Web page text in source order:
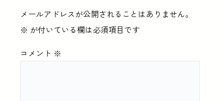
メールアドレスが公開されることはありません。
※ が付いている欄は必須項目です
コメント ※